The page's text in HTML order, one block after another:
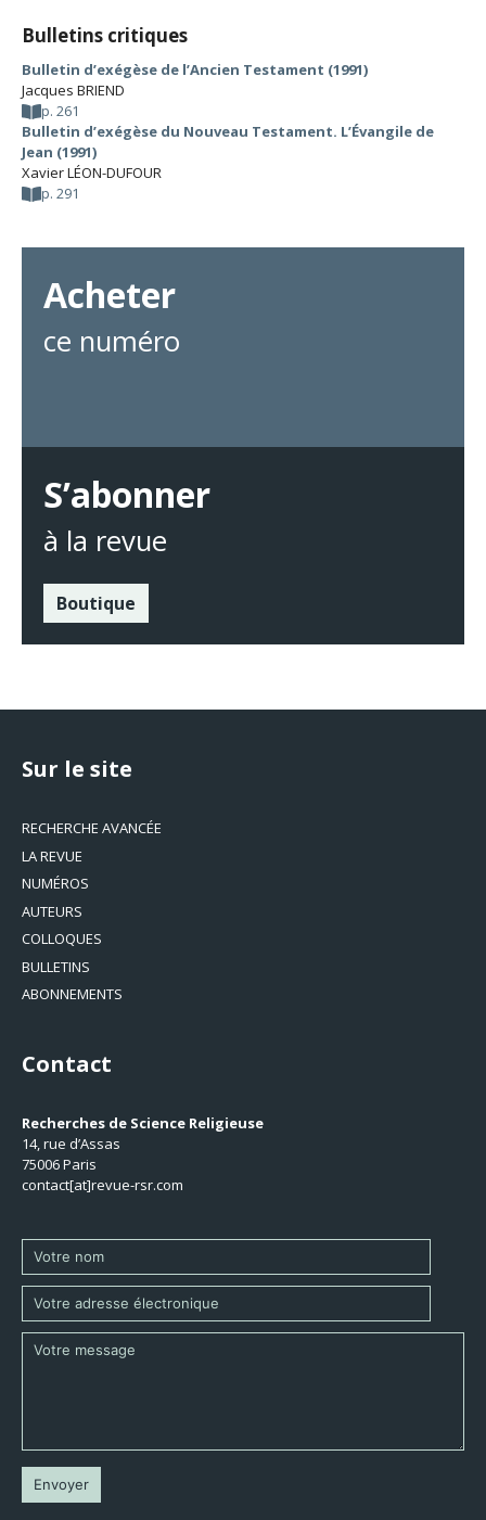
Bulletins critiques
Bulletin d’exégèse de l’Ancien Testament (1991)
Jacques BRIEND
p. 261
Bulletin d’exégèse du Nouveau Testament. L’Évangile de
Jean (1991)
Xavier LÉON-DUFOUR
p. 291
Acheter
ce numéro
S’abonner
à la revue
Boutique
Sur le site
RECHERCHE AVANCÉE
LA REVUE
NUMÉROS
AUTEURS
COLLOQUES
BULLETINS
ABONNEMENTS
Contact
Recherches de Science Religieuse
14, rue d’Assas
75006 Paris
contact[at]revue-rsr.com